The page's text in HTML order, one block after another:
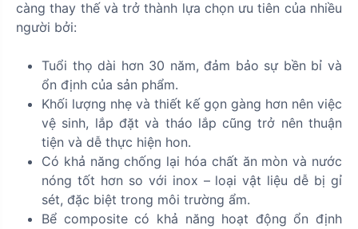
càng thay thế và trở thành lựa chọn ưu tiên của nhiều
người bởi:
Tuổi thọ dài hơn 30 năm, đảm bảo sự bền bỉ và
ổn định của sản phẩm.
Khối lượng nhẹ và thiết kế gọn gàng hơn nên việc
vệ sinh, lắp đặt và tháo lắp cũng trở nên thuận
tiện và dễ thực hiện hon.
Có khả năng chống lại hóa chất ăn mòn và nước
nóng tốt hơn so với inox – loại vật liệu dễ bị gỉ
sét, đặc biệt trong môi trường ẩm.
Bể composite có khả năng hoạt động ổn định